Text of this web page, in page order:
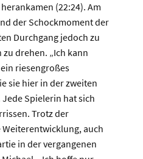
(22:24). Am
der Schockmoment der
Durchgang jedoch zu
drehen. „Ich kann
riesengroßes
sie hier in der zweiten
Spielerin hat sich
Trotz der
Weiterentwicklung, auch
in der vergangenen